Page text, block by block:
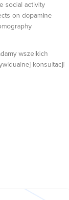
social activity
on dopamine
release in
C Saunders i in.
and
wszelkich
konsultacji